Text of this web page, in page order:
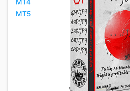
MT4
MT5